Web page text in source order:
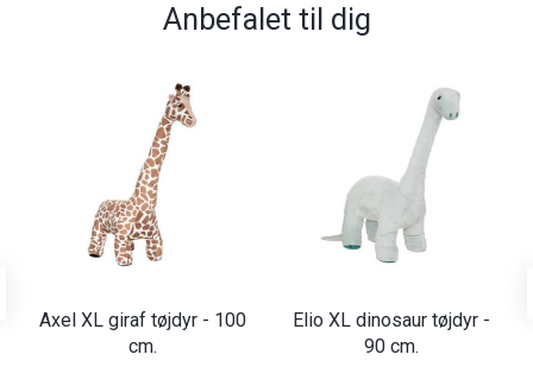
Anbefalet til dig
Axel XL giraf tøjdyr - 100
cm.
Elio XL dinosaur tøjdyr -
90 cm.